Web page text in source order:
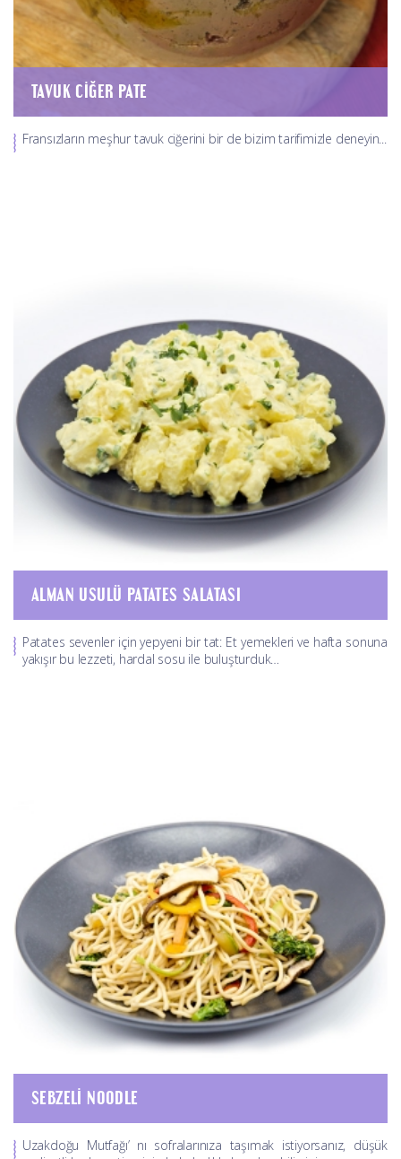
TAVUK CIĞER PATE
Fransızların meşhur tavuk ciğerini bir de bizim tarifimizle deneyin...
ALMAN USULÜ PATATES SALATASI
Patates sevenler için yepyeni bir tat: Et yemekleri ve hafta sonuna
yakışır bu lezzeti, hardal sosu ile buluşturduk…
SEBZELI NOODLE
Uzakdoğu Mutfağı’ nı sofralarınıza taşımak istiyorsanız, düşük